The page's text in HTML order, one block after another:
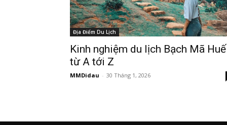
Địa Điểm Du Lịch
Kinh nghiệm du lịch Bạch Mã Huế
từ A tới Z
MMDidau - 30 Tháng 1, 2026